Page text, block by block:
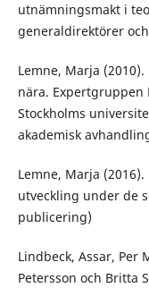
utnämningsmakt i
generaldirektörer
Lemne, Marja
nära. Expertgruppen
Stockholms
akademisk
Lemne, Marja
utveckling under de
publicering)
Lindbeck, Assar, Per
Petersson och Britta